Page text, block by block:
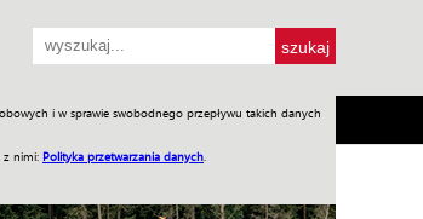
i w sprawie swobodnego przepływu takich danych
z nimi: Polityka przetwarzania danych
Praca w WIW